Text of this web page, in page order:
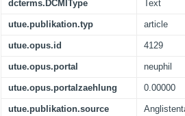
dcterms.DCMIType Text
utue.publikation.typ article
utue.opus.id 4129
utue.opus.portal neuphil
utue.opus.portalzaehlung 0.00000
utue.publikation.source